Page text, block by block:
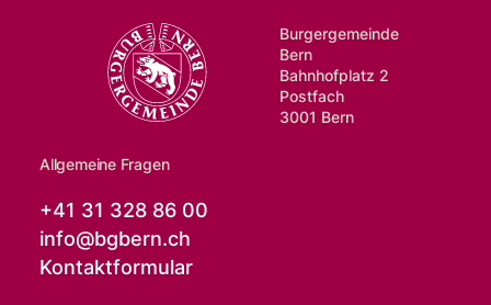
Burgergemeinde
Bern
Bahnhofplatz 2
Postfach
3001 Bern
Allgemeine Fragen
+41 31 328 86 00
info@bgbern.ch
Kontaktformular